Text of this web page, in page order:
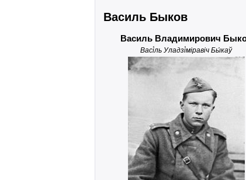
Василь Быков
Василь Владимирович
Васі́ль Уладзі́міравіч Бы́каў